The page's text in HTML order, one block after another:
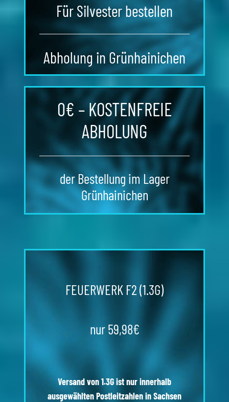
Für Silvester bestellen
Abholung in Grünhainichen
0€ – KOSTENFREIE
ABHOLUNG
der Bestellung im Lager
Grünhainichen
FEUERWERK F2 (1.3G)
nur 59,98€
Versand von 1.3G ist nur innerhalb
ausgewählten Postleitzahlen in Sachsen